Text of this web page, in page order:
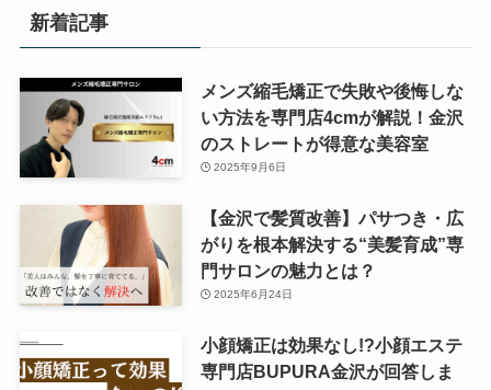
新着記事
メンズ縮毛矯正で失敗や後悔しな
い方法を専門店4cmが解説！金沢
のストレートが得意な美容室
2025年9月6日
【金沢で髪質改善】パサつき・広
がりを根本解決する“美髪育成”専
門サロンの魅力とは？
2025年6月24日
小顔矯正は効果なし!?小顔エステ
専門店BUPURA金沢が回答しま